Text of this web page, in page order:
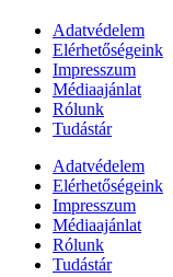
Adatvédelem
Elérhetőségeink
Impresszum
Médiaajánlat
Rólunk
Tudástár
Adatvédelem
Elérhetőségeink
Impresszum
Médiaajánlat
Rólunk
Tudástár